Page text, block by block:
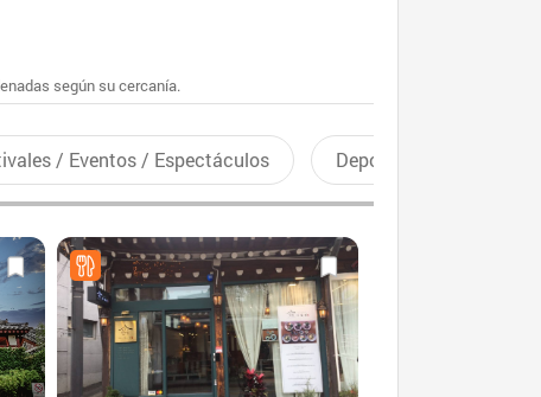
según su cercanía.
/ Eventos / Espectáculos Deportes recreativos